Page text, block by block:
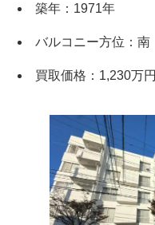
築年：1971年
バルコニー方位：南
買取価格：1,230万円